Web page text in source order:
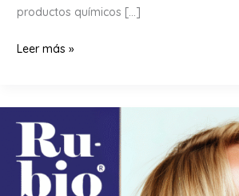
productos químicos […]
Transforma
con
el
poder
de
la
Leer más »